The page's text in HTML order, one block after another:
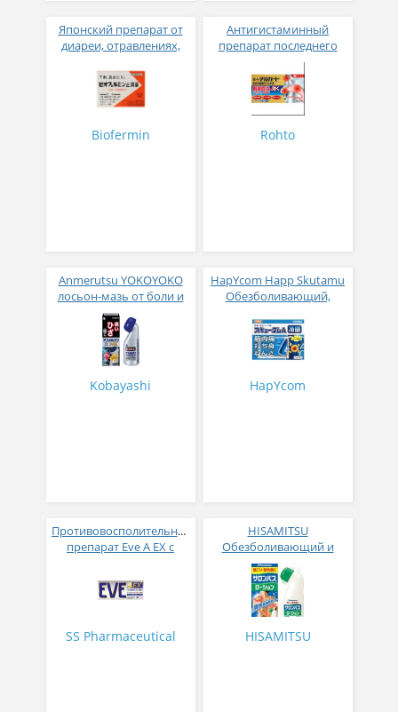
Японский препарат от
диареи, отравлениях,
желудочно-кишечном
тракте с
молочнокислыми
Biofermin
Антигистаминный
препарат последнего
поколения ROHTO
ALGAARD RHINITIS ORAL
MEDICINE Z II № 10
Rohto
Anmerutsu YOKOYOKO
лосьон-мазь от боли и
воспаления 110 мл
Kobayashi
HapYcom Happ Skutamu
Обезболивающий,
пластырь с настойкой
арники и охлаждающим
эффектом 10 см × 7 см 12
HapYcom
Противовосполительный
препарат Eve A EX с
обезболивающим
эффектом № 20
SS Pharmaceutical
HISAMITSU
Обезболивающий и
противовоспалительный
лосьон длительного
действия
HISAMITSU